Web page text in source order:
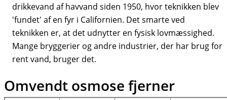
drikkevand af havvand siden 1950, hvor teknikken blev
'fundet' af en fyr i Californien. Det smarte ved
teknikken er, at det udnytter en fysisk lovmæssighed.
Mange bryggerier og andre industrier, der har brug for
rent vand, bruger det.
Omvendt osmose fjerner